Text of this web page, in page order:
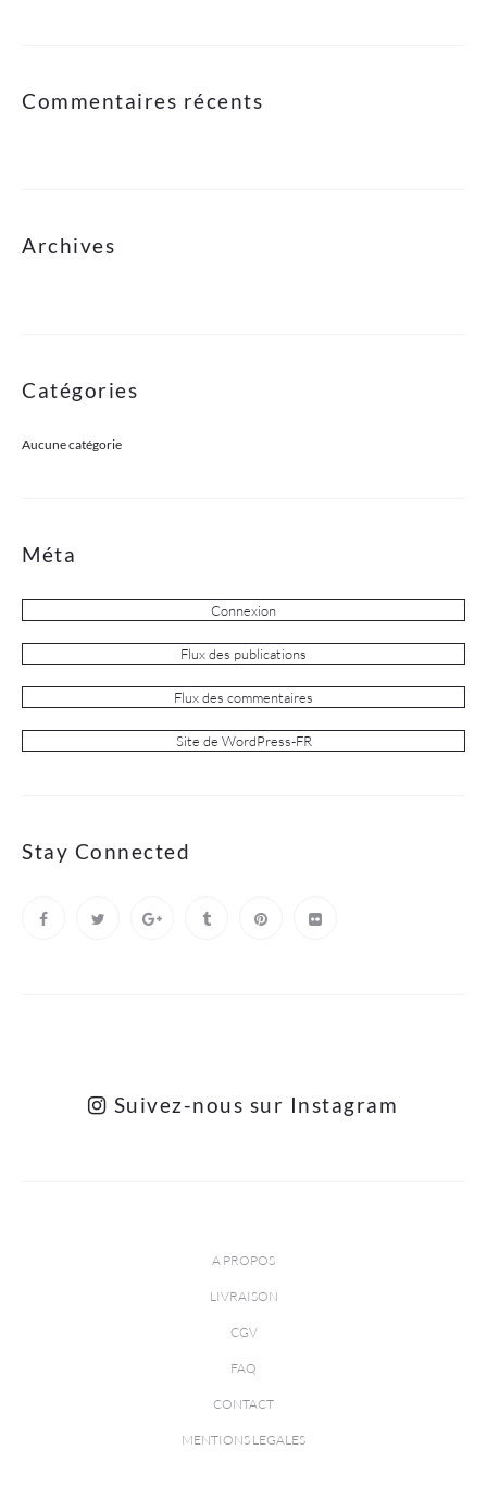
Commentaires récents
Archives
Catégories
Aucune catégorie
Méta
Connexion
Flux des publications
Flux des commentaires
Site de WordPress-FR
Stay Connected
Suivez-nous sur Instagram
A PROPOS
LIVRAISON
CGV
FAQ
CONTACT
MENTIONS LEGALES